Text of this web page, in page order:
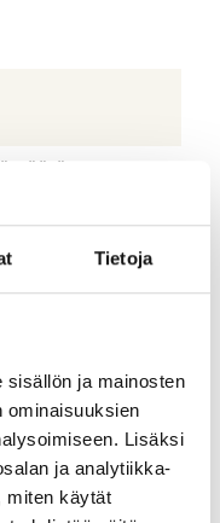
Tietoja
sisällön ja mainosten
ominaisuuksien
Lisäksi
ja analytiikka-
miten käytät